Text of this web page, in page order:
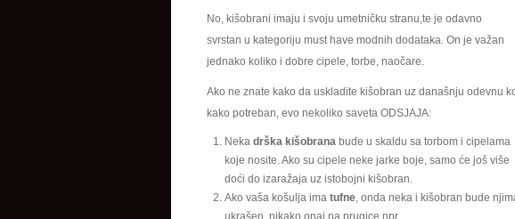
No, kišobrani imaju i svoju umetničku stranu,te je odavno
svrstan u kategoriju must have modnih dodataka. On je važan
jednako koliko i dobre cipele, torbe, naočare.
Ako ne znate kako da uskladite kišobran uz današnju odevnu
kako potreban, evo nekoliko saveta ODSJAJA:
Neka drška kišobrana bude u skaldu sa torbom i cipelama
koje nosite. Ako su cipele neke jarke boje, samo će još više
doći do izaražaja uz istobojni kišobran.
Ako vaša košulja ima tufne, onda neka i kišobran bude
ukrašen, nikako onaj na prugice npr.